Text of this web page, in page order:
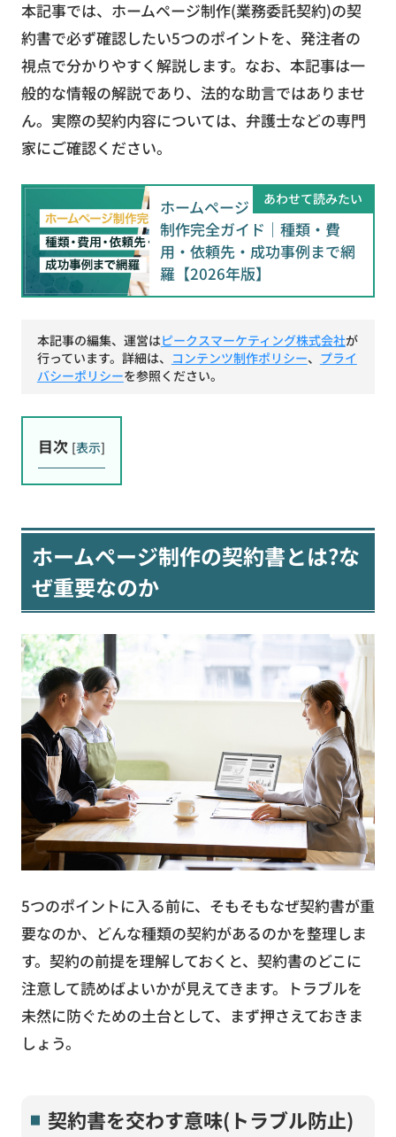
本記事では、ホームページ制作(業務委託契約)の契
約書で必ず確認したい5つのポイントを、発注者の
視点で分かりやすく解説します。なお、本記事は一
般的な情報の解説であり、法的な助言ではありませ
ん。実際の契約内容については、弁護士などの専門
家にご確認ください。
あわせて読みたい
ホームページ
制作完全ガイド｜種類・費
用・依頼先・成功事例まで網
羅【2026年版】
本記事の編集、運営はピークスマーケティング株式会社が
行っています。詳細は、 コンテンツ制作ポリシー、 プライ
バシーポリシーを参照ください。
目次 [表示]
ホームページ制作の契約書とは?な
ぜ重要なのか
5つのポイントに入る前に、そもそもなぜ契約書が重
要なのか、どんな種類の契約があるのかを整理しま
す。契約の前提を理解しておくと、契約書のどこに
注意して読めばよいかが見えてきます。トラブルを
未然に防ぐための土台として、まず押さえておきま
しょう。
契約書を交わす意味(トラブル防止)